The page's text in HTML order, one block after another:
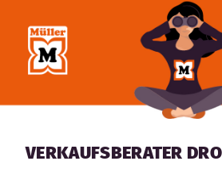
VERKAUFSBERATER